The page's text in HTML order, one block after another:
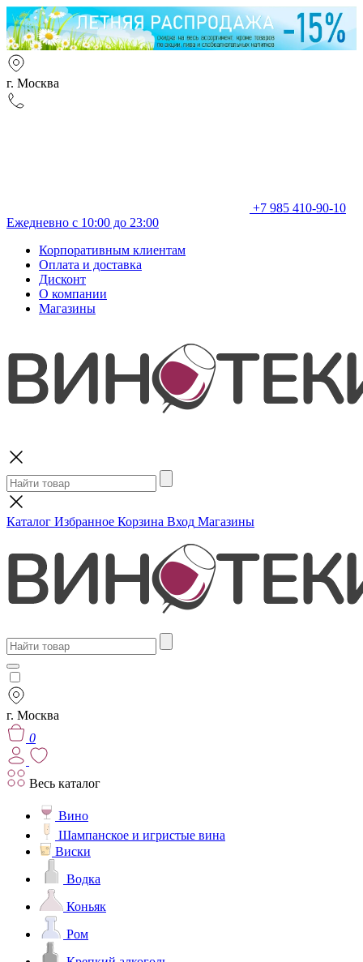
г. Москва
+7 985 410-90-10
Ежедневно с 10:00 до 23:00
Корпоративным клиентам
Оплата и доставка
Дисконт
О компании
Магазины
Каталог Избранное Корзина Вход Магазины
г. Москва
0
Весь каталог
Вино
Шампанское и игристые вина
Виски
Водка
Коньяк
Ром